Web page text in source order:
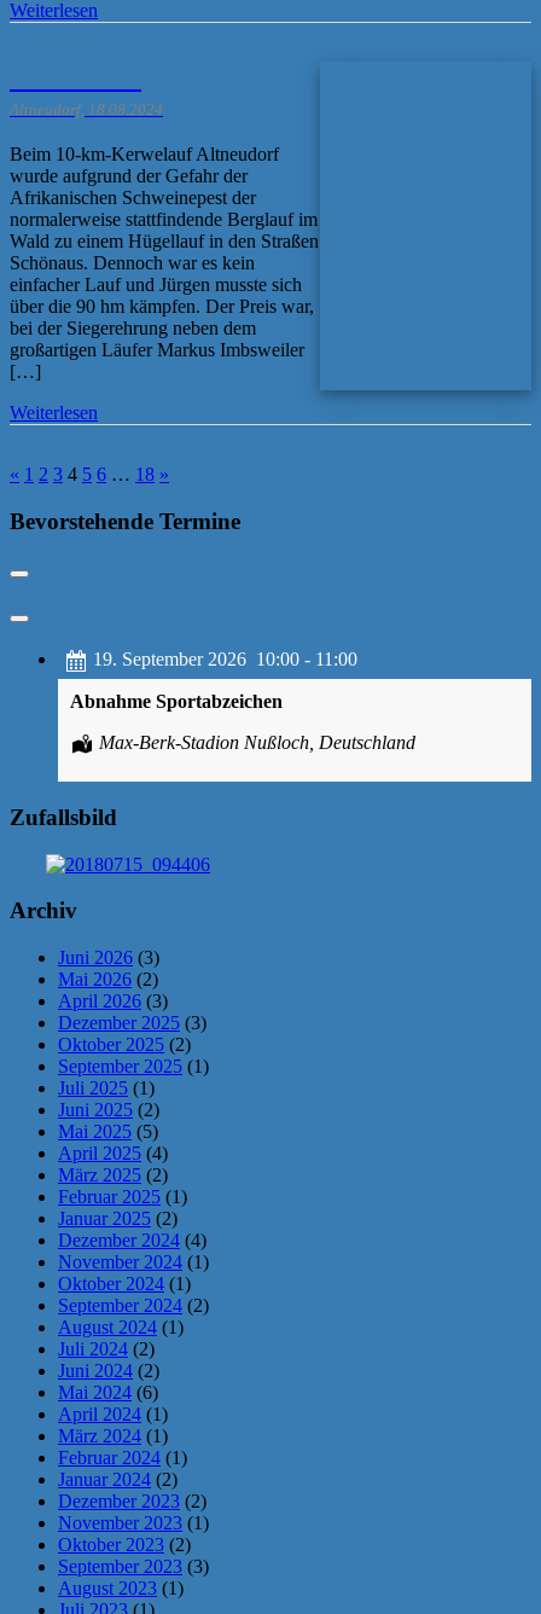
Weiterlesen
Altneudorf, 18.08.2024
Beim 10-km-Kerwelauf Altneudorf
wurde aufgrund der Gefahr der
Afrikanischen Schweinepest der
normalerweise stattfindende Berglauf im
Wald zu einem Hügellauf in den Straßen
Schönaus. Dennoch war es kein
einfacher Lauf und Jürgen musste sich
über die 90 hm kämpfen. Der Preis war,
bei der Siegerehrung neben dem
großartigen Läufer Markus Imbsweiler
[…]
Weiterlesen
« 1 2 3 4 5 6 … 18 »
Bevorstehende Termine
19. September 2026 10:00 - 11:00
Abnahme Sportabzeichen
Max-Berk-Stadion Nußloch, Deutschland
Zufallsbild
Archiv
Juni 2026 (3)
Mai 2026 (2)
April 2026 (3)
Dezember 2025 (3)
Oktober 2025 (2)
September 2025 (1)
Juli 2025 (1)
Juni 2025 (2)
Mai 2025 (5)
April 2025 (4)
März 2025 (2)
Februar 2025 (1)
Januar 2025 (2)
Dezember 2024 (4)
November 2024 (1)
Oktober 2024 (1)
September 2024 (2)
August 2024 (1)
Juli 2024 (2)
Juni 2024 (2)
Mai 2024 (6)
April 2024 (1)
März 2024 (1)
Februar 2024 (1)
Januar 2024 (2)
Dezember 2023 (2)
November 2023 (1)
Oktober 2023 (2)
September 2023 (3)
August 2023 (1)
Juli 2023 (1)